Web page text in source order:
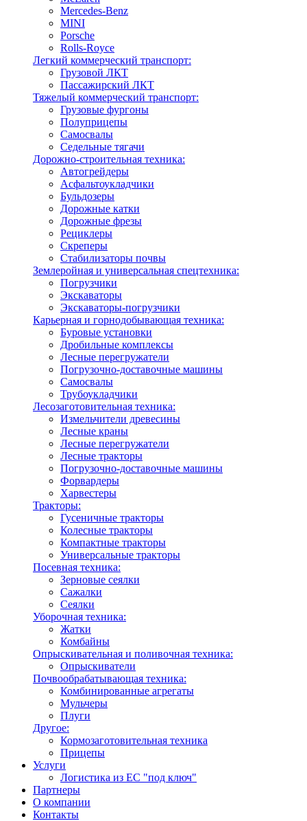
Mercedes-Benz
MINI
Porsche
Rolls-Royce
Легкий коммерческий транспорт:
Грузовой ЛКТ
Пассажирский ЛКТ
Тяжелый коммерческий транспорт:
Грузовые фургоны
Полуприцепы
Самосвалы
Седельные тягачи
Дорожно-строительная техника:
Автогрейдеры
Асфальтоукладчики
Бульдозеры
Дорожные катки
Дорожные фрезы
Рециклеры
Скреперы
Стабилизаторы почвы
Землеройная и универсальная спецтехника:
Погрузчики
Экскаваторы
Экскаваторы-погрузчики
Карьерная и горнодобывающая техника:
Буровые установки
Дробильные комплексы
Лесные перегружатели
Погрузочно-доставочные машины
Самосвалы
Трубоукладчики
Лесозаготовительная техника:
Измельчители древесины
Лесные краны
Лесные перегружатели
Лесные тракторы
Погрузочно-доставочные машины
Форвардеры
Харвестеры
Тракторы:
Гусеничные тракторы
Колесные тракторы
Компактные тракторы
Универсальные тракторы
Посевная техника:
Зерновые сеялки
Сажалки
Сеялки
Уборочная техника:
Жатки
Комбайны
Опрыскивательная и поливочная техника:
Опрыскиватели
Почвообрабатывающая техника:
Комбинированные агрегаты
Мульчеры
Плуги
Другое:
Кормозаготовительная техника
Прицепы
Услуги
Логистика из ЕС "под ключ"
Партнеры
О компании
Контакты